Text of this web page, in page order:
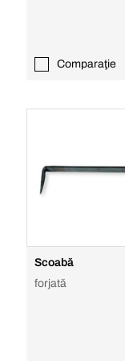
Comparaţie
Scoabă
forjată